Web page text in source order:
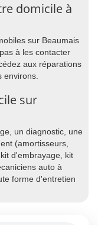
domicile à
sur Beaumais
à les contacter
aux réparations
environs.
sur
un diagnostic, une
(amortisseurs,
d'embrayage, kit
auto à
forme d'entretien